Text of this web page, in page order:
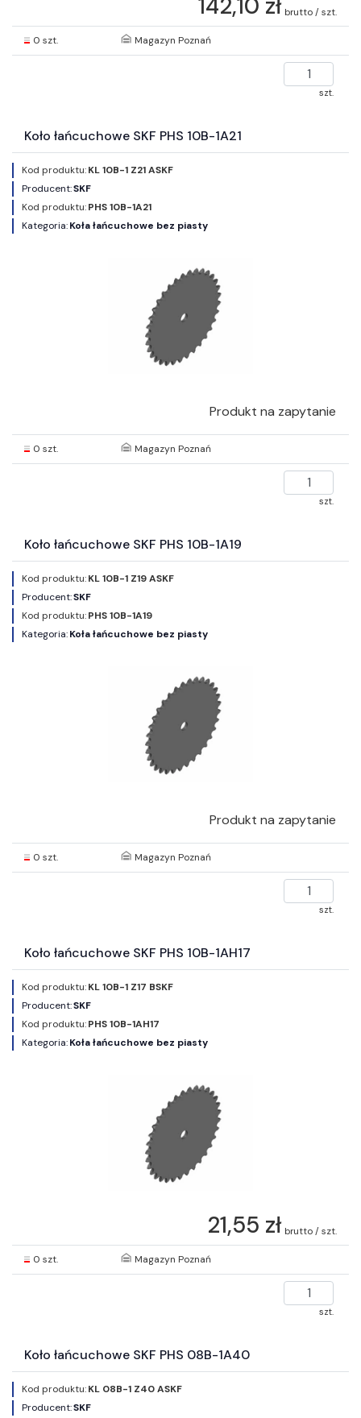
brutto / szt.
0 szt. Magazyn Poznań
szt.
Koło łańcuchowe SKF PHS 10B-1A21
Kod produktu:KL 10B-1 Z21 ASKF
Producent:SKF
Kod produktu:PHS 10B-1A21
Kategoria:Koła łańcuchowe bez piasty
Produkt na zapytanie
0 szt. Magazyn Poznań
szt.
Koło łańcuchowe SKF PHS 10B-1A19
Kod produktu:KL 10B-1 Z19 ASKF
Producent:SKF
Kod produktu:PHS 10B-1A19
Kategoria:Koła łańcuchowe bez piasty
Produkt na zapytanie
0 szt. Magazyn Poznań
szt.
Koło łańcuchowe SKF PHS 10B-1AH17
Kod produktu:KL 10B-1 Z17 BSKF
Producent:SKF
Kod produktu:PHS 10B-1AH17
Kategoria:Koła łańcuchowe bez piasty
21,55 zł brutto / szt.
0 szt. Magazyn Poznań
szt.
Koło łańcuchowe SKF PHS 08B-1A40
Kod produktu:KL 08B-1 Z40 ASKF
Producent:SKF